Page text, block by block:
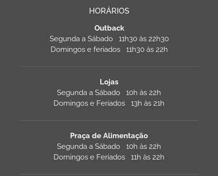
HORÁRIOS
Outback
Segunda a Sábado 11h30 às 22h30
Domingos e feriados 11h30 às 22h
Lojas
Segunda a Sábado 10h às 22h
Domingos e Feriados 13h às 21h
Praça de Alimentação
Segunda a Sábado 10h às 22h
Domingos e Feriados 11h às 22h